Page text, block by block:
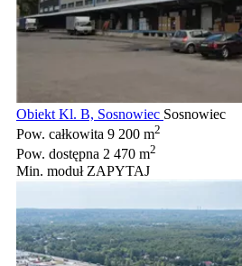
Obiekt Kl. B, Sosnowiec Sosnowiec
Pow. całkowita 9 200 m2
Pow. dostępna 2 470 m2
Min. moduł ZAPYTAJ